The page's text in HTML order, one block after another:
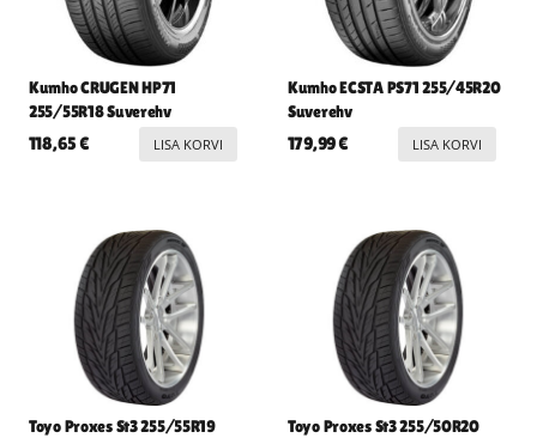
Kumho CRUGEN HP71
255/55R18 Suverehv
118,65€ LISA KORVI
Kumho ECSTA PS71 255/45R20
Suverehv
179,99€ LISA KORVI
Toyo Proxes St3 255/55R19
Toyo Proxes St3 255/50R20